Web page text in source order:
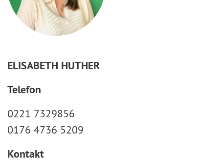
ELISABETH HUTHER
Telefon
0221 7329856
0176 4736 5209
Kontakt